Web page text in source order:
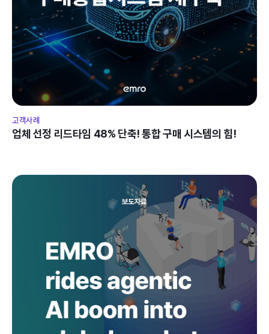
고객사례
업체 선정 리드타임 48% 단축! 통합 구매 시스템의 힘!